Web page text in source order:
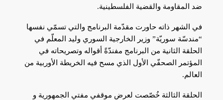
ضد المقاومة والقضية الفلسطينية.
في الشهر ذاته حاورت مقدّمة البرنامج والتي تسمّي نفسها
“مندسّة سوريّة” وزير الخارجية السوري وليد المعلّم في
الحلقة الثانية من البرنامج مفندّةً أقواله وتصريحاته في
المؤتمر الصحفّي الأول الذي مسح فيه الخريطة الأوربية من
العالم.
الحلقة الثالثة خُصّصت لعرض موقفي مفتي الجمهورية و